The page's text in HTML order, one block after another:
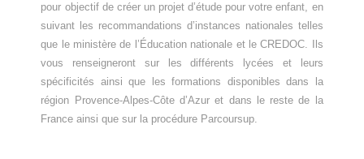
pour objectif de créer un projet d’étude pour votre enfant, en
suivant les recommandations d’instances nationales telles
que le ministère de l’Éducation nationale et le CREDOC. Ils
vous renseigneront sur les différents lycées et leurs
spécificités ainsi que les formations disponibles dans la
région Provence-Alpes-Côte d’Azur et dans le reste de la
France ainsi que sur la procédure Parcoursup.